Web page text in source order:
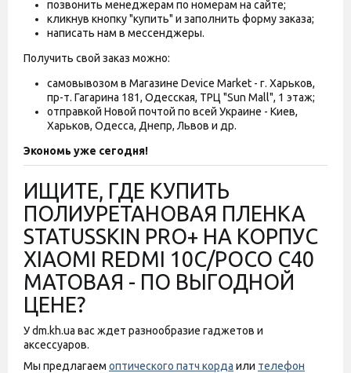
позвонить менеджерам по номерам на сайте;
кликнув кнопку "купить" и заполнить форму заказа;
написать нам в мессенджеры.
Получить свой заказ можно:
самовывозом в Магазине Device Market - г. Харьков,
пр-т. Гагарина 181, Одесская, ТРЦ "Sun Mall", 1 этаж;
отправкой Новой почтой по всей Украине - Киев,
Харьков, Одесса, Днепр, Львов и др.
Экономь уже сегодня!
ИЩИТЕ, ГДЕ КУПИТЬ
ПОЛИУРЕТАНОВАЯ ПЛЕНКА
STATUSSKIN PRO+ НА КОРПУС
XIAOMI REDMI 10C/POCO C40
МАТОВАЯ - ПО ВЫГОДНОЙ
ЦЕНЕ?
У dm.kh.ua вас ждет разнообразие гаджетов и
аксессуаров.
Мы предлагаем оптического патч корда или телефон